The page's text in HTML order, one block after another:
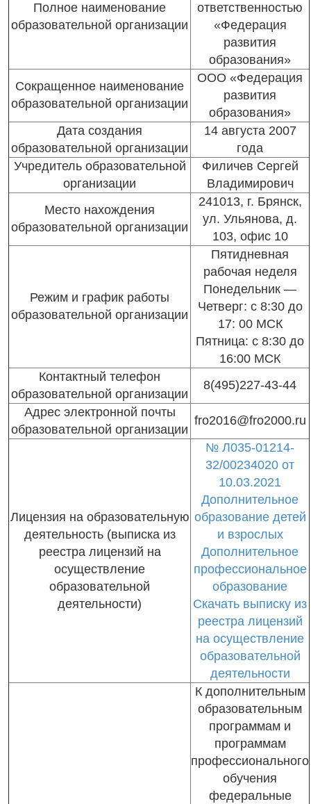
Полное наименование
образовательной организации
ответственностью
«Федерация
развития
образования»
Сокращенное наименование
образовательной организации
ООО «Федерация
развития
образования»
Дата создания
образовательной организации
14 августа 2007
года
Учредитель образовательной
организации
Филичев Сергей
Владимирович
Место нахождения
образовательной организации
241013, г. Брянск,
ул. Ульянова, д.
103, офис 10
Режим и график работы
образовательной организации
Пятидневная
рабочая неделя
Понедельник —
Четверг: с 8:30 до
17: 00 МСК
Пятница: с 8:30 до
16:00 МСК
Контактный телефон
образовательной организации
8(495)227-43-44
Адрес электронной почты
образовательной организации
fro2016@fro2000.ru
Лицензия на образовательную
деятельность (выписка из
реестра лицензий на
осуществление
образовательной
деятельности)
№ Л035-01214-
32/00234020 от
10.03.2021
Дополнительное
образование детей
и взрослых
Дополнительное
профессиональное
образование
Скачать выписку из
реестра лицензий
на осуществление
образовательной
деятельности
К дополнительным
образовательным
программам и
программам
профессионального
обучения
федеральные